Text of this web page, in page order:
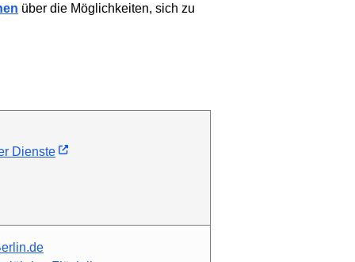
über die Möglichkeiten, sich zu
Dienste